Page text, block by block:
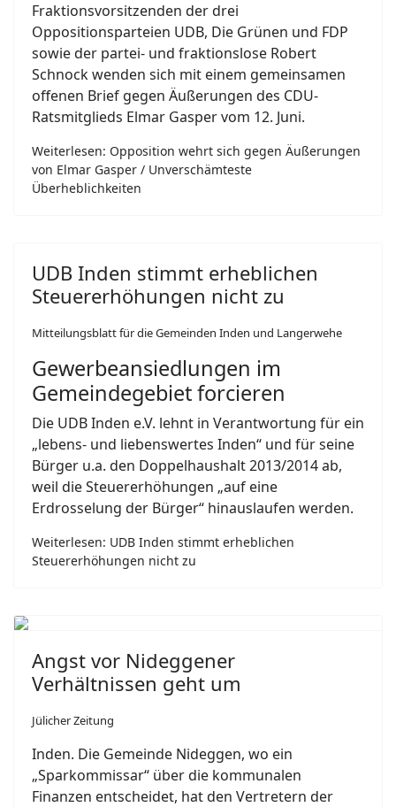
Fraktionsvorsitzenden der drei
Oppositionsparteien UDB, Die Grünen und FDP
sowie der partei- und fraktionslose Robert
Schnock wenden sich mit einem gemeinsamen
offenen Brief gegen Äußerungen des CDU-
Ratsmitglieds Elmar Gasper vom 12. Juni.
Weiterlesen: Opposition wehrt sich gegen Äußerungen
von Elmar Gasper / Unverschämteste
Überheblichkeiten
UDB Inden stimmt erheblichen
Steuererhöhungen nicht zu
Mitteilungsblatt für die Gemeinden Inden und Langerwehe
Gewerbeansiedlungen im
Gemeindegebiet forcieren
Die UDB Inden e.V. lehnt in Verantwortung für ein
„lebens- und liebenswertes Inden“ und für seine
Bürger u.a. den Doppelhaushalt 2013/2014 ab,
weil die Steuererhöhungen „auf eine
Erdrosselung der Bürger“ hinauslaufen werden.
Weiterlesen: UDB Inden stimmt erheblichen
Steuererhöhungen nicht zu
Angst vor Nideggener
Verhältnissen geht um
Jülicher Zeitung
Inden. Die Gemeinde Nideggen, wo ein
„Sparkommissar“ über die kommunalen
Finanzen entscheidet, hat den Vertretern der